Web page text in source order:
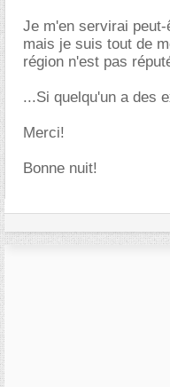
Je m'en servirai
mais je suis tout de
région n'est pas
...Si quelqu'un a des
Merci!
Bonne nuit!